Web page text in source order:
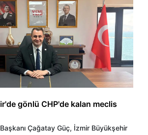
gönlü CHP'de kalan meclis
Çağatay Güç, İzmir Büyükşehir